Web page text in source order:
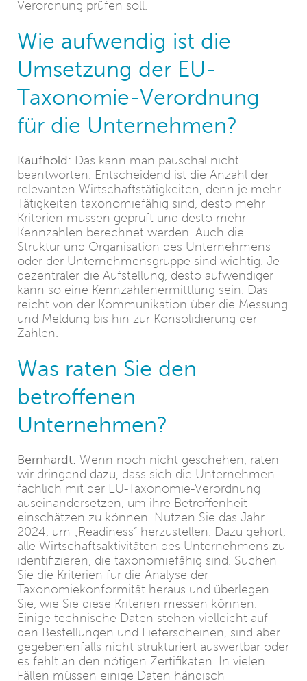
Verordnung prüfen soll.
Wie aufwendig ist die
Umsetzung der EU-
Taxonomie-Verordnung
für die Unternehmen?
Kaufhold: Das kann man pauschal nicht
beantworten. Entscheidend ist die Anzahl der
relevanten Wirtschaftstätigkeiten, denn je mehr
Tätigkeiten taxonomiefähig sind, desto mehr
Kriterien müssen geprüft und desto mehr
Kennzahlen berechnet werden. Auch die
Struktur und Organisation des Unternehmens
oder der Unternehmensgruppe sind wichtig. Je
dezentraler die Aufstellung, desto aufwendiger
kann so eine Kennzahlenermittlung sein. Das
reicht von der Kommunikation über die Messung
und Meldung bis hin zur Konsolidierung der
Zahlen.
Was raten Sie den
betroffenen
Unternehmen?
Bernhardt: Wenn noch nicht geschehen, raten
wir dringend dazu, dass sich die Unternehmen
fachlich mit der EU-Taxonomie-Verordnung
auseinandersetzen, um ihre Betroffenheit
einschätzen zu können. Nutzen Sie das Jahr
2024, um „Readiness“ herzustellen. Dazu gehört,
alle Wirtschaftsaktivitäten des Unternehmens zu
identifizieren, die taxonomiefähig sind. Suchen
Sie die Kriterien für die Analyse der
Taxonomiekonformität heraus und überlegen
Sie, wie Sie diese Kriterien messen können.
Einige technische Daten stehen vielleicht auf
den Bestellungen und Lieferscheinen, sind aber
gegebenenfalls nicht strukturiert auswertbar oder
es fehlt an den nötigen Zertifikaten. In vielen
Fällen müssen einige Daten händisch